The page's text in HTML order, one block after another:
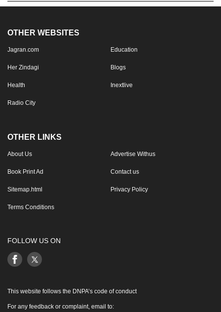
OTHER WEBSITES
Jagran.com Education
Her Zindagi Blogs
Health Inextlive
Radio City
OTHER LINKS
About Us Advertise Withus
Book Print Ad Contact us
Sitemap.html Privacy Policy
Terms Conditions
FOLLOW US ON
This website follows the DNPA’s code of conduct
For any feedback or complaint, email to: